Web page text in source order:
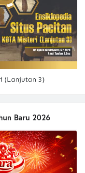
(Lanjutan 3)
Baru 2026